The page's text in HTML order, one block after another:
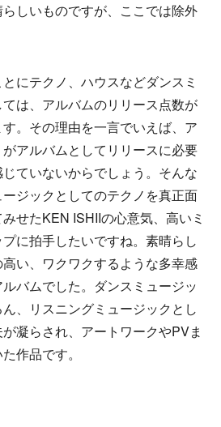
しいものですが、ここでは除外
にテクノ、ハウスなどダンスミ
は、アルバムのリリース点数が
。その理由を一言でいえば、ア
アルバムとしてリリースに必要
ていないからでしょう。そんな
ジックとしてのテクノを真正面
せたKEN ISHIIの心意気、高いミ
に拍手したいですね。素晴らし
い、ワクワクするような多幸感
バムでした。ダンスミュージッ
、リスニングミュージックとし
凝らされ、アートワークやPVま
作品です。